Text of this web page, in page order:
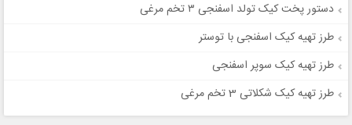
دستور پخت کیک تولد اسفنجی ۳ تخم مرغی
طرز تهیه کیک اسفنجی با توستر
طرز تهیه کیک سوپر اسفنجی
طرز تهیه کیک شکلاتی 3 تخم مرغی